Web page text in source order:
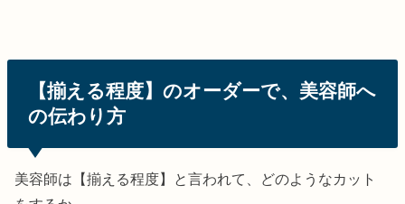
【揃える程度】のオーダーで、美容師へ
の伝わり方
美容師は【揃える程度】と言われて、どのようなカット